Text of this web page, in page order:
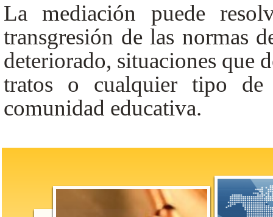
La mediación puede
transgresión de las normas
deteriorado, situaciones que
tratos o cualquier tipo de
comunidad educativa.